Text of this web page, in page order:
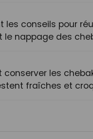
les conseils pour
le nappage des
conserver les
fraîches et